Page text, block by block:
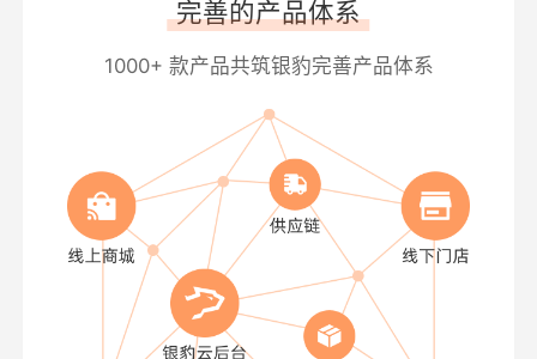
完善的产品体系
1000+ 款产品共筑银豹完善产品体系